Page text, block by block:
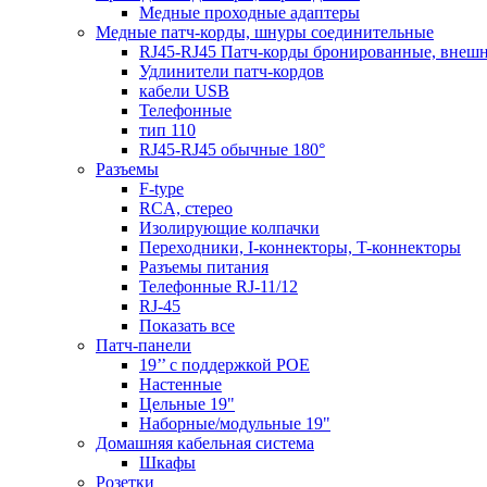
Медные проходные адаптеры
Медные патч-корды, шнуры соединительные
RJ45-RJ45 Патч-корды бронированные,
Удлинители патч-кордов
кабели USB
Телефонные
тип 110
RJ45-RJ45 обычные 180°
Разъемы
F-type
RCA, стерео
Изолирующие колпачки
Переходники, I-коннекторы, T-коннекторы
Разъемы питания
Телефонные RJ-11/12
RJ-45
Показать все
Патч-панели
19’’ с поддержкой POE
Настенные
Цельные 19"
Наборные/модульные 19"
Домашняя кабельная система
Шкафы
Розетки